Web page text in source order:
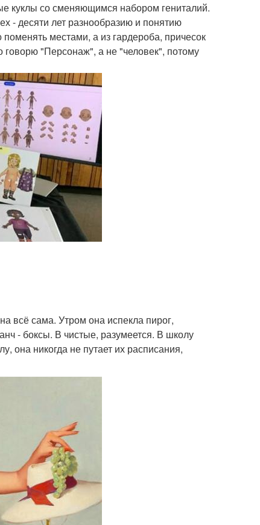
куклы со сменяющимся набором гениталий.
- десяти лет разнообразию и понятию
местами, а из гардероба, причесок
говорю "Персонаж", а не "человек", потому
всё сама. Утром она испекла пирог,
- боксы. В чистые, разумеется. В школу
она никогда не путает их расписания,